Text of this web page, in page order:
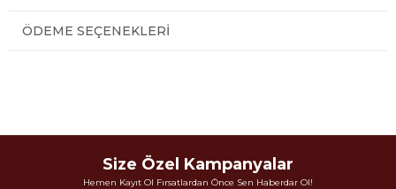
ÖDEME SEÇENEKLERI
Size Özel Kampanyalar
Hemen Kayıt Ol Fırsatlardan Önce Sen Haberdar Ol!